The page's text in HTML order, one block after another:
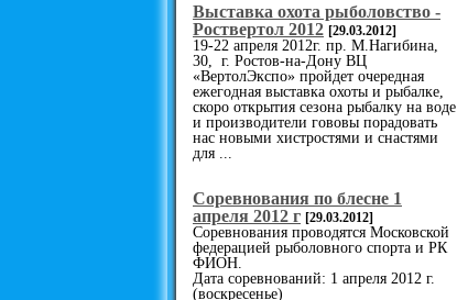
Выставка охота рыболовство -
Роствертол 2012 [29.03.2012]
19-22 апреля 2012г. пр. М.Нагибина,
30, г. Ростов-на-Дону ВЦ
«ВертолЭкспо» пройдет очередная
ежегодная выставка охоты и рыбалке,
скоро открытия сезона рыбалку на воде
и производители гововы порадовать
нас новыми хистростями и снастями
для ...
Cоревнования по блесне 1
апреля 2012 г [29.03.2012]
Соревнования проводятся Московской
федерацией рыболовного спорта и РК
ФИОН.
Дата соревнований: 1 апреля 2012 г.
(воскресенье)